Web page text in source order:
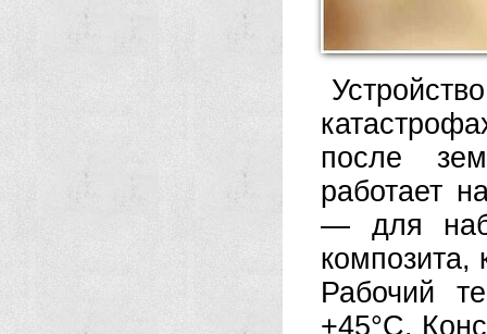
после
работает
— для
композита,
Рабочий
+45°C.